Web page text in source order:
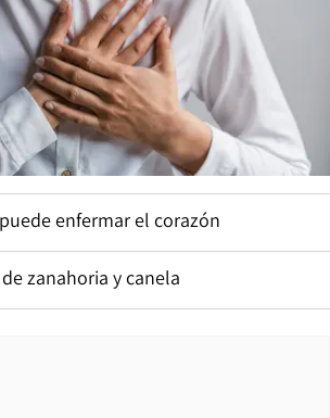
enfermar el corazón
zanahoria y canela